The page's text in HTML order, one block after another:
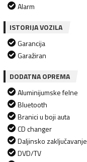
Alarm
ISTORIJA VOZILA
Garancija
Garažiran
DODATNA OPREMA
Aluminijumske felne
Bluetooth
Branici u boji auta
CD changer
Daljinsko zaključavanje
DVD/TV